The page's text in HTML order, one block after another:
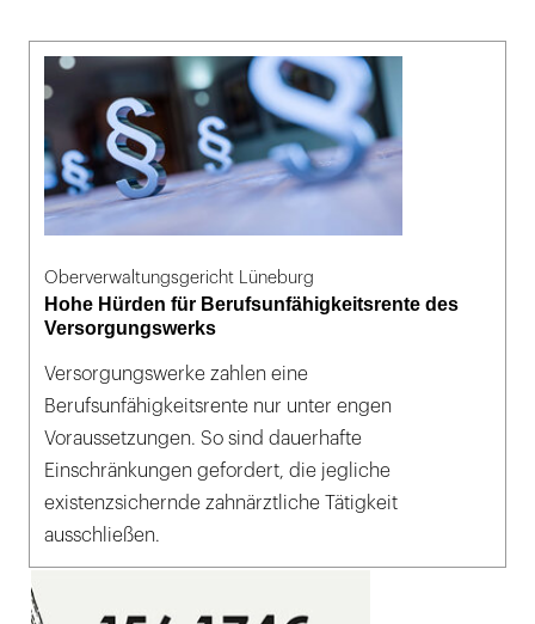
Oberverwaltungsgericht Lüneburg
Hohe Hürden für Berufsunfähigkeitsrente des
Versorgungswerks
Versorgungswerke zahlen eine
Berufsunfähigkeitsrente nur unter engen
Voraussetzungen. So sind dauerhafte
Einschränkungen gefordert, die jegliche
existenzsichernde zahnärztliche Tätigkeit
ausschließen.